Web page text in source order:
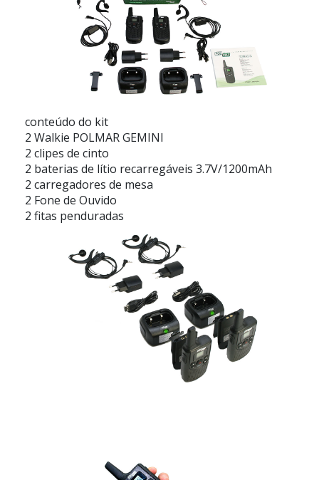
conteúdo do kit
2 Walkie POLMAR GEMINI
2 clipes de cinto
2 baterias de lítio recarregáveis 3.7V/1200mAh
2 carregadores de mesa
2 Fone de Ouvido
2 fitas penduradas